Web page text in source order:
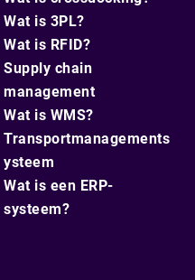
Wat is 3PL?
Wat is RFID?
Supply chain
management
Wat is WMS?
Transportmanagements
ysteem
Wat is een ERP-
systeem?